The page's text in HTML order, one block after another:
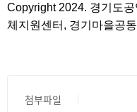
Copyright 2024. 경기도
체지원센터, 경기마을공
첨부파일